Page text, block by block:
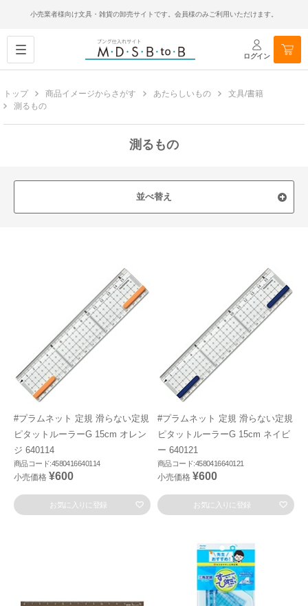
小売業者様向け文具・雑貨の卸売サイトです。会員様のみご利用いただけます。
ログイン
トップ 商品イメージからさがす あたらしいもの
文具/書籍
測るもの
測るもの
並べ替え
#プラムネット 定規 滑らない定規
ピタットルーラーG 15cm オレン
ジ 640114
商品コード:4580416640114
小売価格 ¥600
お気に入りに登録
#プラムネット 定規 滑らない定規
ピタットルーラーG 15cm ネイビ
ー 640121
商品コード:4580416640121
小売価格 ¥600
お気に入りに登録